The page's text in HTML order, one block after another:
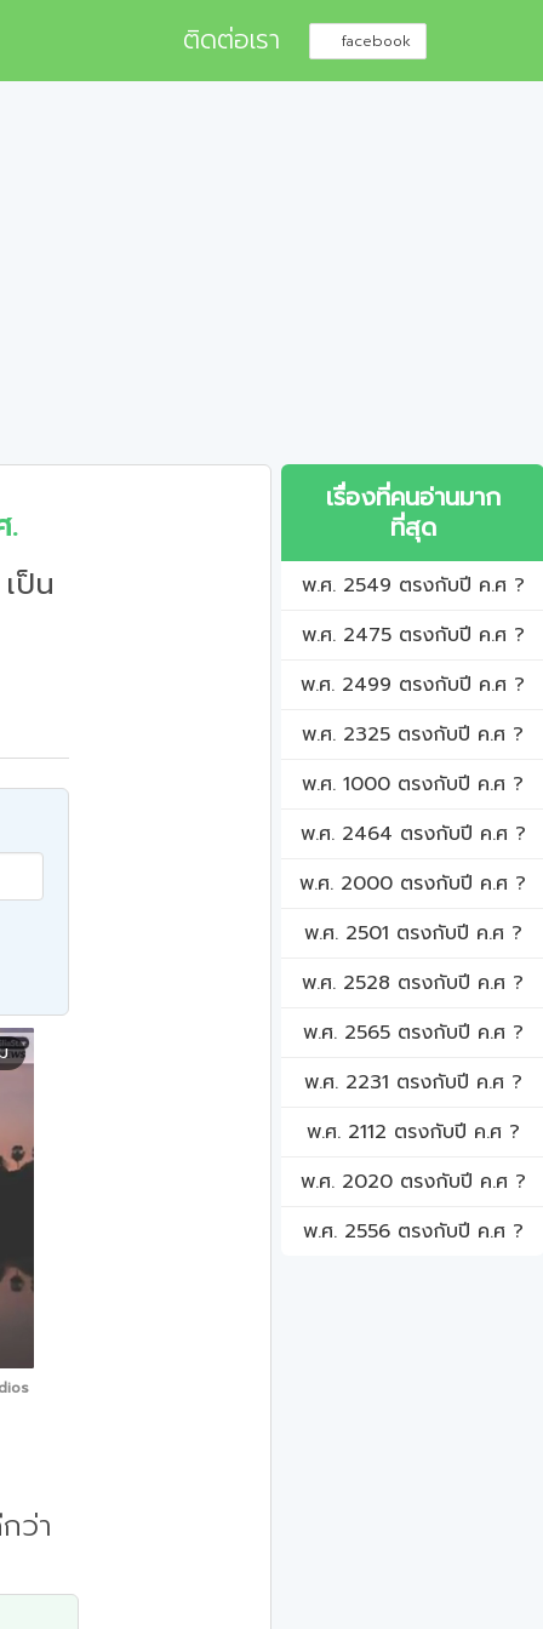
ติดต่อเรา facebook
.
ป็น
ว่า
เรื่องที่คนอ่านมาก
ที่สุด
พ.ศ. 2549 ตรงกับปี ค.ศ ?
พ.ศ. 2475 ตรงกับปี ค.ศ ?
พ.ศ. 2499 ตรงกับปี ค.ศ ?
พ.ศ. 2325 ตรงกับปี ค.ศ ?
พ.ศ. 1000 ตรงกับปี ค.ศ ?
พ.ศ. 2464 ตรงกับปี ค.ศ ?
พ.ศ. 2000 ตรงกับปี ค.ศ ?
พ.ศ. 2501 ตรงกับปี ค.ศ ?
พ.ศ. 2528 ตรงกับปี ค.ศ ?
พ.ศ. 2565 ตรงกับปี ค.ศ ?
พ.ศ. 2231 ตรงกับปี ค.ศ ?
พ.ศ. 2112 ตรงกับปี ค.ศ ?
พ.ศ. 2020 ตรงกับปี ค.ศ ?
พ.ศ. 2556 ตรงกับปี ค.ศ ?